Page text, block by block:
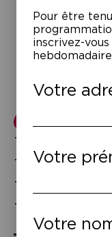
Télérama
Télérama
Pour être
inscrivez-
Votre
Votre
Votre